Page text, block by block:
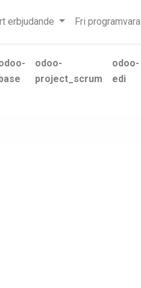
erbjudande Fri programvara
odoo-
project_scrum
odoo-
edi